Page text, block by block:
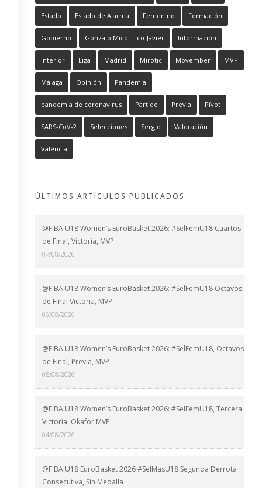
Estado Estado de Alarma Femenino Formación
Gobierno Gonzalo Micó_Tico-Javier Información
Interior Liga Madrid Mirotic Movember MVP
Málaga Opinión Pandemia
pandemia de coronavirus Partido Previa Pívot
SARS-CoV-2 Selecciones Sergio Valoración
València
ÚLTIMOS ARTÍCULOS PUBLICADOS
@FIBA U18 Women’s EuroBasket 2026: #SelFemU18 Cuartos
de Final, Victoria, MVP
07/08/2026
@FIBA U18 Women’s EuroBasket 2026: #SelFemU18 Octavos
de Final Victoria, MVP
06/08/2026
@FIBA U18 Women’s EuroBasket 2026: #SelFemU18, Octavos
de Final, Previa, MVP
05/08/2026
@FIBA U18 Women’s EuroBasket 2026: #SelFemU18, Tercera
Victoria, Okafor MVP
04/08/2026
@FIBA U18 EuroBasket 2026 #SelMasU18 Segunda Derrota
Consecutiva, Sin Medalla